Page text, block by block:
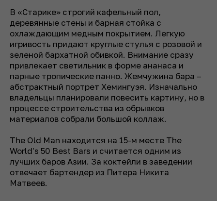
В «Старике» строгий кафельный пол,
деревянные стены и барная стойка с
охлаждающим медным покрытием. Легкую
игривость придают круглые стулья с розовой и
зеленой бархатной обивкой. Внимание сразу
привлекает светильник в форме ананаса и
парные тропические панно. Жемчужина бара –
абстрактный портрет Хемингуэя. Изначально
владельцы планировали повесить картину, но в
процессе строительства из обрывков
материалов собрали большой коллаж.
The Old Man находится на 15-м месте The
World's 50 Best Bars и считается одним из
лучших баров Азии. За коктейли в заведении
отвечает бартендер из Питера Никита
Матвеев.